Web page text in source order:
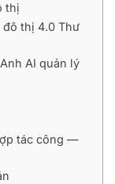
thị
đô thị 4.0 Thư
AI quản lý
tác công —